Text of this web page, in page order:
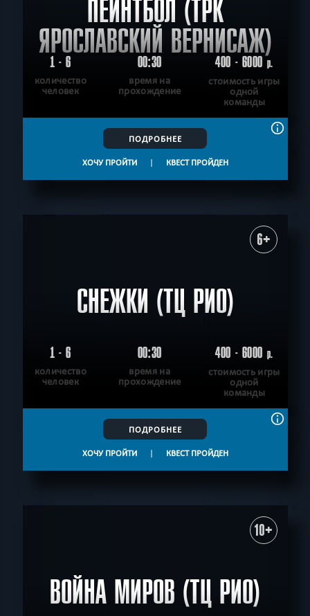
ПЕЙНТБОЛ (ТРК
ЯРОСЛАВСКИЙ ВЕРНИСАЖ)
1 - 6
количество
человек
00:30
время на
прохождение
400 - 6000 р.
стоимость игры
одной
команды
ПОДРОБНЕЕ
ХОЧУ ПРОЙТИ | КВЕСТ ПРОЙДЕН
6+
СНЕЖКИ (ТЦ РИО)
1 - 6
количество
человек
00:30
время на
прохождение
400 - 6000 р.
стоимость игры
одной
команды
ПОДРОБНЕЕ
ХОЧУ ПРОЙТИ | КВЕСТ ПРОЙДЕН
10+
ВОЙНА МИРОВ (ТЦ РИО)